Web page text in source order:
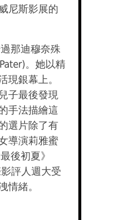
尼斯影展的
那迪穆奈殊
。她以精
現銀幕上。
子最後發現
手法描繪這
選片除了有
導演莉雅蜜
後初夏》
評人週大受
情緒。